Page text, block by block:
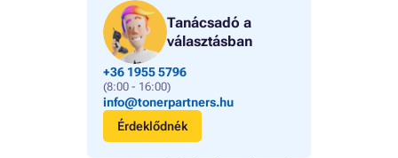
Tanácsadó a
választásban
+36 1955 5796
(8:00 - 16:00)
info@tonerpartners.hu
Érdeklődnék